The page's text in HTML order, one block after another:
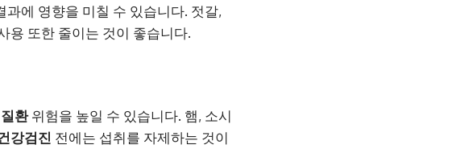
과에 영향을 미칠 수 있습니다. 젓갈,
용 또한 줄이는 것이 좋습니다.
환위험을 높일 수 있습니다. 햄, 소시
강검진 전에는 섭취를 자제하는 것이